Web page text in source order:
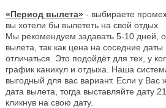
«Период вылета» - выбираете
вы хотели бы вылететь на свой отдых.
Мы рекомендуем задавать 5-10 дней,
вылета, так как цена на соседние
отличаться. Это подойдёт для тех, у
график каникул и отдыха. Наша
выгодный для вас вариант. Если у Вас
дата вылета, тогда выставляйте дату
кликнув на свою дату.